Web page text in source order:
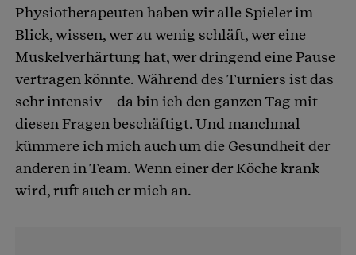
Physiotherapeuten haben wir alle Spieler im
Blick, wissen, wer zu wenig schläft, wer eine
Muskelverhärtung hat, wer dringend eine Pause
vertragen könnte. Während des Turniers ist das
sehr intensiv – da bin ich den ganzen Tag mit
diesen Fragen beschäftigt. Und manchmal
kümmere ich mich auch um die Gesundheit der
anderen in Team. Wenn einer der Köche krank
wird, ruft auch er mich an.